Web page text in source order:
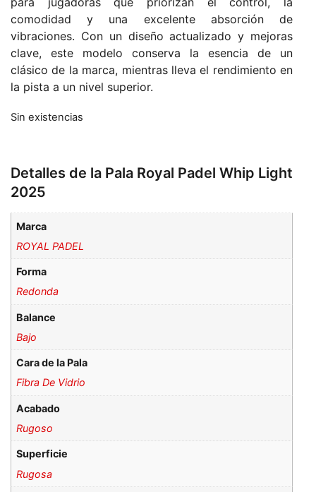
comodidad y una excelente absorción de
vibraciones. Con un diseño actualizado y mejoras
clave, este modelo conserva la esencia de un
clásico de la marca, mientras lleva el rendimiento en
la pista a un nivel superior.
Sin existencias
Detalles de la Pala Royal Padel Whip Light
2025
Marca
ROYAL PADEL
Forma
Redonda
Balance
Bajo
Cara de la Pala
Fibra De Vidrio
Acabado
Rugoso
Superficie
Rugosa